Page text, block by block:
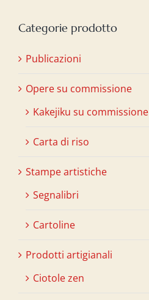
Categorie prodotto
Publicazioni
Opere su commissione
Kakejiku su commissione
Carta di riso
Stampe artistiche
Segnalibri
Cartoline
Prodotti artigianali
Ciotole zen